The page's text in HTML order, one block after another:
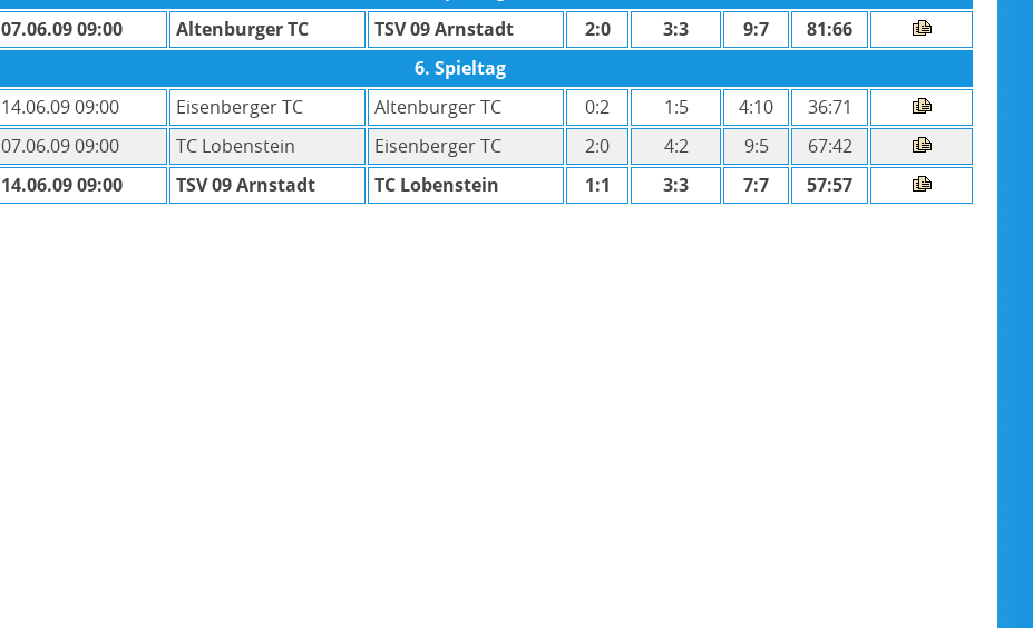
07.06.09 09:00 Altenburger TC TSV 09 Arnstadt 2:0 3:3 9:7
81:66
6. Spieltag
14.06.09 09:00 Eisenberger TC Altenburger TC 0:2 1:5 4:10
36:71
07.06.09 09:00 TC Lobenstein Eisenberger TC 2:0 4:2 9:5
67:42
14.06.09 09:00 TSV 09 Arnstadt TC Lobenstein 1:1 3:3 7:7 57:57